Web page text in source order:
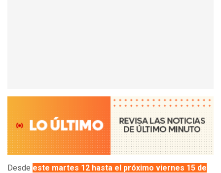
Desde este martes 12 hasta el próximo viernes 15 de